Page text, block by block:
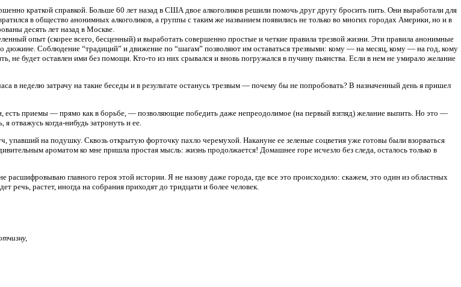
краткой справкой. Больше 60 лет назад в США двое алкоголиков решили помочь друг другу бросить пить. Они выработали для
в общество анонимных алкоголиков, а группы с таким же названием появились не только во многих городах Америки, но и в
десять лет назад в Москве.
опыт (скорее всего, бесценный) и выработать совершенно простые и четкие правила трезвой жизни. Эти правила анонимные
дюжине. Соблюдение “традиций” и движение по “шагам” позволяют им оставаться трезвыми: кому — на месяц, кому — на год, кому
не будет оставлен ими без помощи. Кто-то из них срывался и вновь погружался в пучину пьянства. Если в нем не умирало желание
в неделю затрачу на такие беседы и в результате останусь трезвым — почему бы не попробовать? В назначенный день я пришел
есть приемы — прямо как в борьбе, — позволяющие победить даже непреодолимое (на первый взгляд) желание выпить. Но это —
отважусь когда-нибудь затронуть и ее.
упавший на подушку. Сквозь открытую форточку пахло черемухой. Накануне ее зеленые соцветия уже готовы были взорваться
ароматом ко мне пришла простая мысль: жизнь продолжается! Домашнее горе исчезло без следа, осталось только в
главного героя этой истории. Я не назову даже города, где все это происходило: скажем, это один из областных
речь, растет, иногда на собрания приходят до тридцати и более человек.